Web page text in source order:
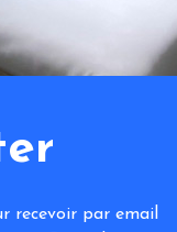
recevoir par email